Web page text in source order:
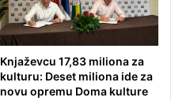
Knjaževcu 17,83 miliona za
kulturu: Deset miliona ide za
novu opremu Doma kulture